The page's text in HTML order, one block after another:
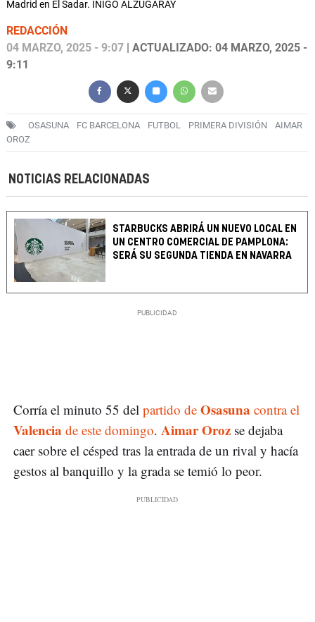
Madrid en El Sadar. IÑIGO ALZUGARAY
REDACCIÓN
04 MARZO, 2025 - 9:07 | ACTUALIZADO: 04 MARZO, 2025 -
9:11
OSASUNA FC BARCELONA FUTBOL PRIMERA DIVISIÓN
AIMAR
OROZ
NOTICIAS RELACIONADAS
STARBUCKS ABRIRÁ UN NUEVO LOCAL EN
UN CENTRO COMERCIAL DE PAMPLONA:
SERÁ SU SEGUNDA TIENDA EN NAVARRA
Corría el minuto 55 del partido de Osasuna contra el
Valencia de este domingo. Aimar Oroz se dejaba
caer sobre el césped tras la entrada de un rival y hacía
gestos al banquillo y la grada se temió lo peor.